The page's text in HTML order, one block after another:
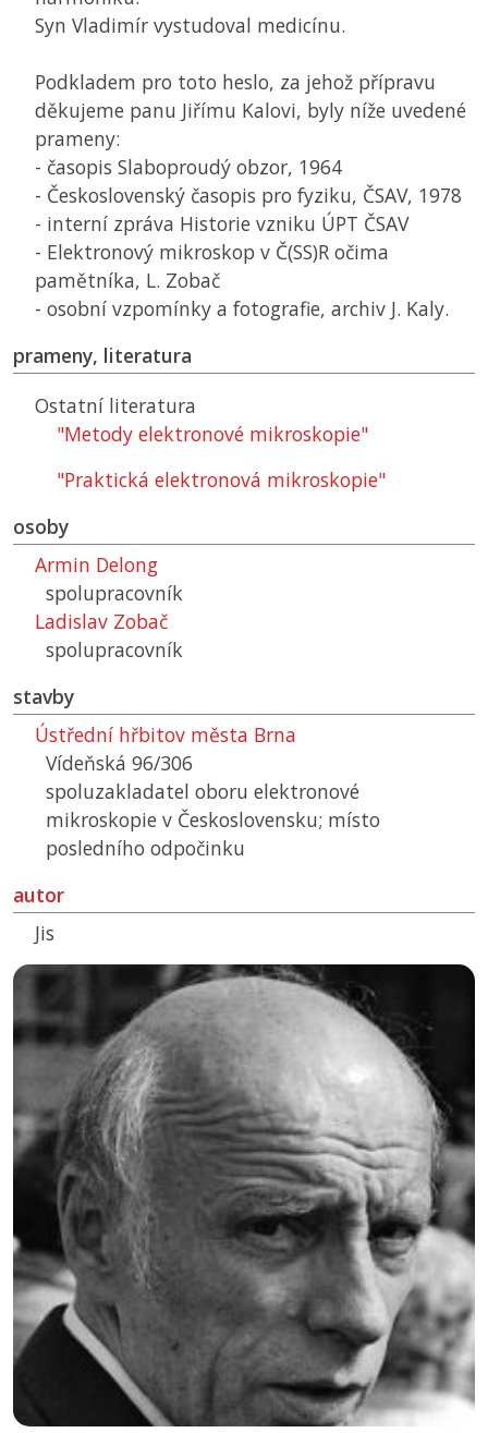
Syn Vladimír vystudoval medicínu.
Podkladem pro toto heslo, za jehož přípravu
děkujeme panu Jiřímu Kalovi, byly níže uvedené
prameny:
- časopis Slaboproudý obzor, 1964
- Československý časopis pro fyziku, ČSAV, 1978
- interní zpráva Historie vzniku ÚPT ČSAV
- Elektronový mikroskop v Č(SS)R očima
pamětníka, L. Zobač
- osobní vzpomínky a fotografie, archiv J. Kaly.
prameny, literatura
Ostatní literatura
"Metody elektronové mikroskopie"
"Praktická elektronová mikroskopie"
osoby
Armin Delong
spolupracovník
Ladislav Zobač
spolupracovník
stavby
Ústřední hřbitov města Brna
Vídeňská 96/306
spoluzakladatel oboru elektronové
mikroskopie v Československu; místo
posledního odpočinku
autor
Jis